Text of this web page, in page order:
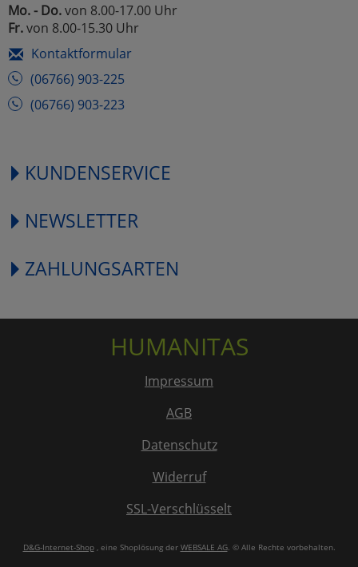
Mo. - Do.von 8.00-17.00 Uhr
Fr.von 8.00-15.30 Uhr
Kontaktformular
(06766) 903-225
(06766) 903-223
KUNDENSERVICE
NEWSLETTER
ZAHLUNGSARTEN
HUMANITAS
Impressum
AGB
Datenschutz
Widerruf
SSL-Verschlüsselt
D&G-Internet-Shop, eine Shoplösung der WEBSALE AG. © Alle Rechte vorbehalten.